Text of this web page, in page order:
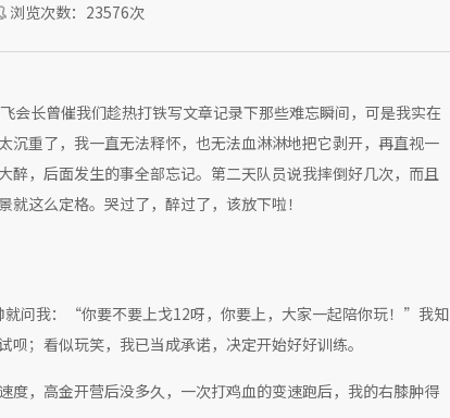
浏览次数：23576次
会长曾催我们趁热打铁写文章记录下那些难忘瞬间，可是我实在
重了，我一直无法释怀，也无法血淋淋地把它剥开，再直视一
，后面发生的事全部忘记。第二天队员说我摔倒好几次，而且
这么定格。哭过了，醉过了，该放下啦！
问我：“你要不要上戈12呀，你要上，大家一起陪你玩！”我知
；看似玩笑，我已当成承诺，决定开始好好训练。
，高金开营后没多久，一次打鸡血的变速跑后，我的右膝肿得